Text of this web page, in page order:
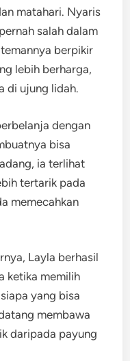
matahari. Nyaris
salah dalam
berpikir
lebih berharga,
di ujung lidah.
dengan
bisa
ia terlihat
tertarik pada
memecahkan
Layla berhasil
ketika memilih
yang bisa
membawa
daripada payung